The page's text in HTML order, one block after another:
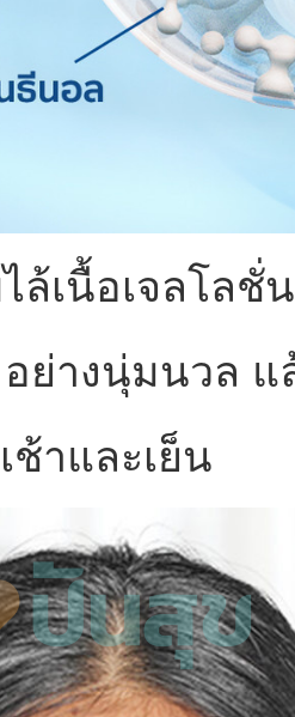
ล้เนื้อเจลโลชั่
อย่างนุ่มนวล
ช้าและเย็น